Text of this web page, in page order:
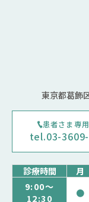
東京都葛飾
患者さま専
tel.03-
診療時間 月
9:00～
12:30
●